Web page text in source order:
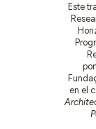
Este
en el